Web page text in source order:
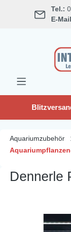
springen Tel.:
E-
Aquariumzubehör
Dennerle